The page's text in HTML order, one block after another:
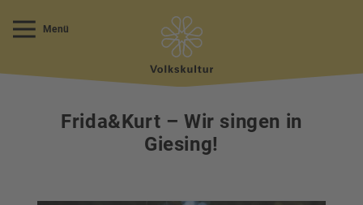
Menü
Frida&Kurt – Wir singen in
Giesing!